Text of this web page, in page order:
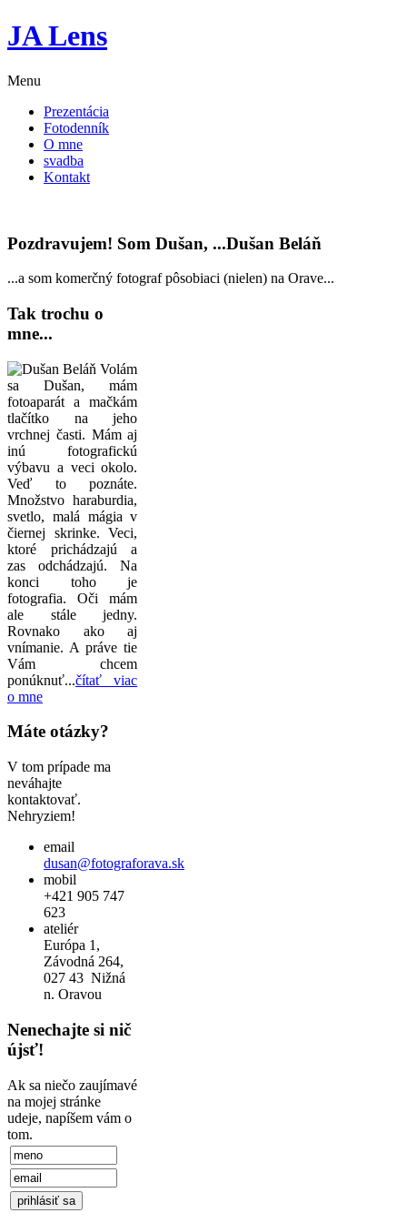
JA Lens
Menu
Prezentácia
Fotodenník
O mne
svadba
Kontakt
Pozdravujem! Som Dušan, ...Dušan Beláň
...a som komerčný fotograf pôsobiaci (nielen) na Orave...
Tak trochu o
mne...
Volám
sa Dušan, mám
fotoaparát a mačkám
tlačítko na jeho
vrchnej časti. Mám aj
inú fotografickú
výbavu a veci okolo.
Veď to poznáte.
Množstvo haraburdia,
svetlo, malá mágia v
čiernej skrinke. Veci,
ktoré prichádzajú a
zas odchádzajú. Na
konci toho je
fotografia. Oči mám
ale stále jedny.
Rovnako ako aj
vnímanie. A práve tie
Vám chcem
ponúknuť...čítať viac
o mne
Máte otázky?
V tom prípade ma
neváhajte
kontaktovať.
Nehryziem!
email
dusan@fotograforava.sk
mobil
+421 905 747
623
ateliér
Európa 1,
Závodná 264,
027 43 Nižná
n. Oravou
Nenechajte si nič
újsť!
Ak sa niečo zaujímavé
na mojej stránke
udeje, napíšem vám o
tom.